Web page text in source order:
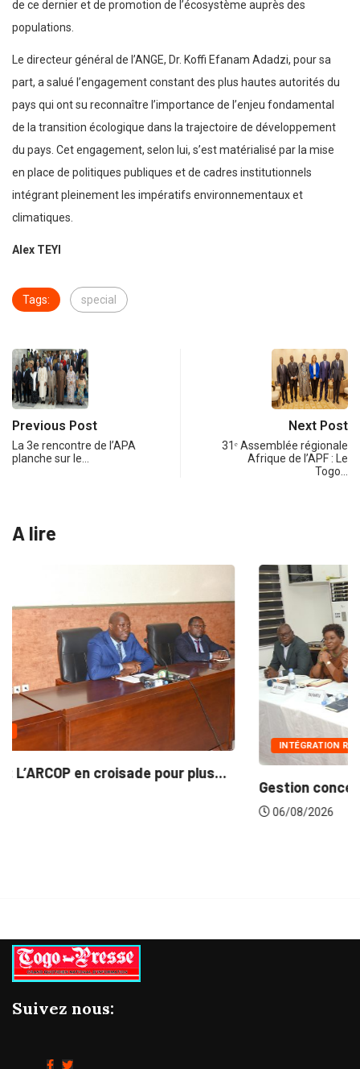
de ce dernier et de promotion de l’écosystème auprès des
populations.
Le directeur général de l’ANGE, Dr. Koffi Efanam Adadzi, pour sa
part, a salué l’engagement constant des plus hautes autorités du
pays qui ont su reconnaître l’importance de l’enjeu fondamental
de la transition écologique dans la trajectoire de développement
du pays. Cet engagement, selon lui, s’est matérialisé par la mise
en place de politiques publiques et de cadres institutionnels
intégrant pleinement les impératifs environnementaux et
climatiques.
Alex TEYI
Tags: special
Previous Post
La 3e rencontre de l’APA
planche sur le…
Next Post
31ᵉ Assemblée régionale
Afrique de l’APF : Le
Togo…
A lire
Gestion concertée et durable du Bassin du...
Suivez nous: